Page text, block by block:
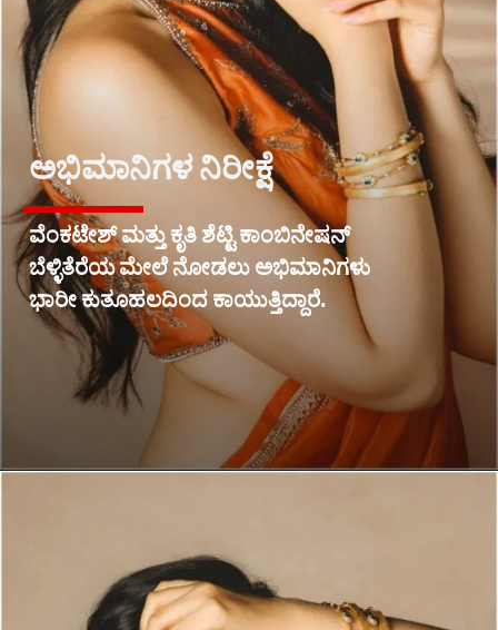
ಅಭಿಮಾನಿಗಳ ನಿರೀಕ್ಷೆ
ವೆಂಕಟೇಶ್ ಮತ್ತು ಕೃತಿ ಶೆಟ್ಟಿ ಕಾಂಬಿನೇಷನ್
ಬೆಳ್ಳಿತೆರೆಯ ಮೇಲೆ ನೋಡಲು ಅಭಿಮಾನಿಗಳು
ಭಾರೀ ಕುತೂಹಲದಿಂದ ಕಾಯುತ್ತಿದ್ದಾರೆ.